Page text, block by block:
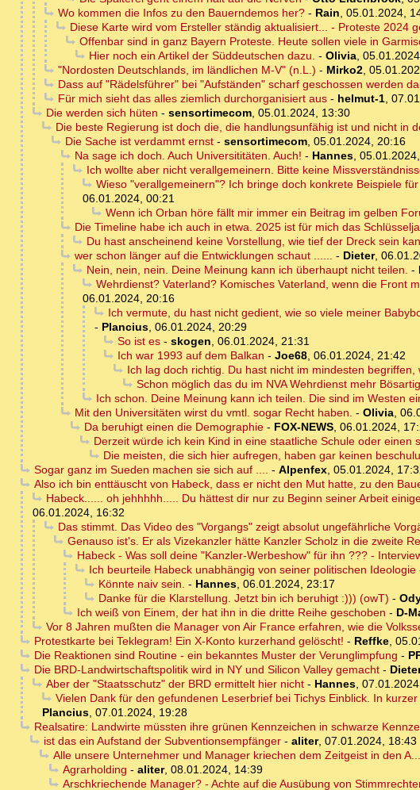
Wo kommen die Infos zu den Bauerndemos her?- Rain, 05.01.2024,
Diese Karte wird vom Ersteller ständig aktualisiert... - Proteste 2024
Offenbar sind in ganz Bayern Proteste. Heute sollen viele in
Hier noch ein Artikel der Süddeutschen dazu. - Olivia,
"Nordosten Deutschlands, im ländlichen M-V" (n.L.) - Mirko2,
Dass auf "Rädelsführer" bei "Aufständen" scharf geschossen werden
Für mich sieht das alles ziemlich durchorganisiert aus- helmut-1,
Die werden sich hüten - sensortimecom, 05.01.2024, 13:30
Die beste Regierung ist doch die, die handlungsunfähig ist und nicht in
Die Sache ist verdammt ernst- sensortimecom, 05.01.2024, 20:16
Na sage ich doch. Auch Universititäten. Auch! - Hannes,
Ich wollte aber nicht verallgemeinern. Bitte keine
Wieso "verallgemeinern"? Ich bringe doch konkrete Beispiele
06.01.2024, 00:21
Wenn ich Orban höre fällt mir immer ein Beitrag im gelben
Die Timeline habe ich auch in etwa. 2025 ist für mich das
Du hast anscheinend keine Vorstellung, wie tief der Dreck sein
wer schon länger auf die Entwicklungen schaut ...... - Dieter,
Nein, nein, nein. Deine Meinung kann ich überhaupt nicht teilen. -
Wehrdienst? Vaterland? Komisches Vaterland, wenn die Front
06.01.2024, 20:16
Ich vermute, du hast nicht gedient, wie so viele meiner
- Plancius, 06.01.2024, 20:29
So ist es- skogen, 06.01.2024, 21:31
Ich war 1993 auf dem Balkan - Joe68, 06.01.2024, 21:42
Ich lag doch richtig. Du hast nicht im mindesten begriffen,
Schon möglich das du im NVA Wehrdienst mehr
Ich schon. Deine Meinung kann ich teilen. Die sind im Westen
Mit den Universitäten wirst du vmtl. sogar Recht haben. - Olivia,
Da beruhigt einen die Demographie- FOX-NEWS, 06.01.2024,
Derzeit würde ich kein Kind in eine staatliche Schule oder einen
Die meisten, die sich hier aufregen, haben gar keinen
Sogar ganz im Sueden machen sie sich auf .... - Alpenfex, 05.01.2024,
Also ich bin enttäuscht von Habeck, dass er nicht den Mut hatte, zu den
Habeck...... oh jehhhhh..... Du hättest dir nur zu Beginn seiner Arbeit
06.01.2024, 16:32
Das stimmt. Das Video des "Vorgangs" zeigt absolut ungefährliche
Genauso ist's. Er als Vizekanzler hätte Kanzler Scholz in die zweite
Habeck - Was soll deine "Kanzler-Werbeshow" für ihn ??? -
Ich beurteile Habeck unabhängig von seiner politischen Ideologie
Könnte naiv sein. - Hannes, 06.01.2024, 23:17
Danke für die Klarstellung. Jetzt bin ich beruhigt :))) (owT) -
Ich weiß von Einem, der hat ihn in die dritte Reihe geschoben - D-
Vor 8 Jahren mußten die Manager von Air France erfahren, wie die
Protestkarte bei Teklegram! Ein X-Konto kurzerhand gelöscht! - Reffke,
Die Reaktionen sind Routine - ein bekanntes Muster der Verunglimpfung -
Die BRD-Landwirtschaftspolitik wird in NY und Silicon Valley gemacht-
Aber der "Staatsschutz" der BRD ermittelt hier nicht- Hannes,
Vielen Dank für den gefundenen Leserbrief bei Tichys Einblick. In
Plancius, 07.01.2024, 19:28
Realsatire: Landwirte müssten ihre grünen Kennzeichen in schwarze
ist das ein Aufstand der Subventionsempfänger- aliter, 07.01.2024, 18:43
Alle unsere Unternehmer und Manager kriechen dem Zeitgeist in den
Agrarholding - aliter, 08.01.2024, 14:39
Arschkriechende Manager? - Achte auf die Ausübung von